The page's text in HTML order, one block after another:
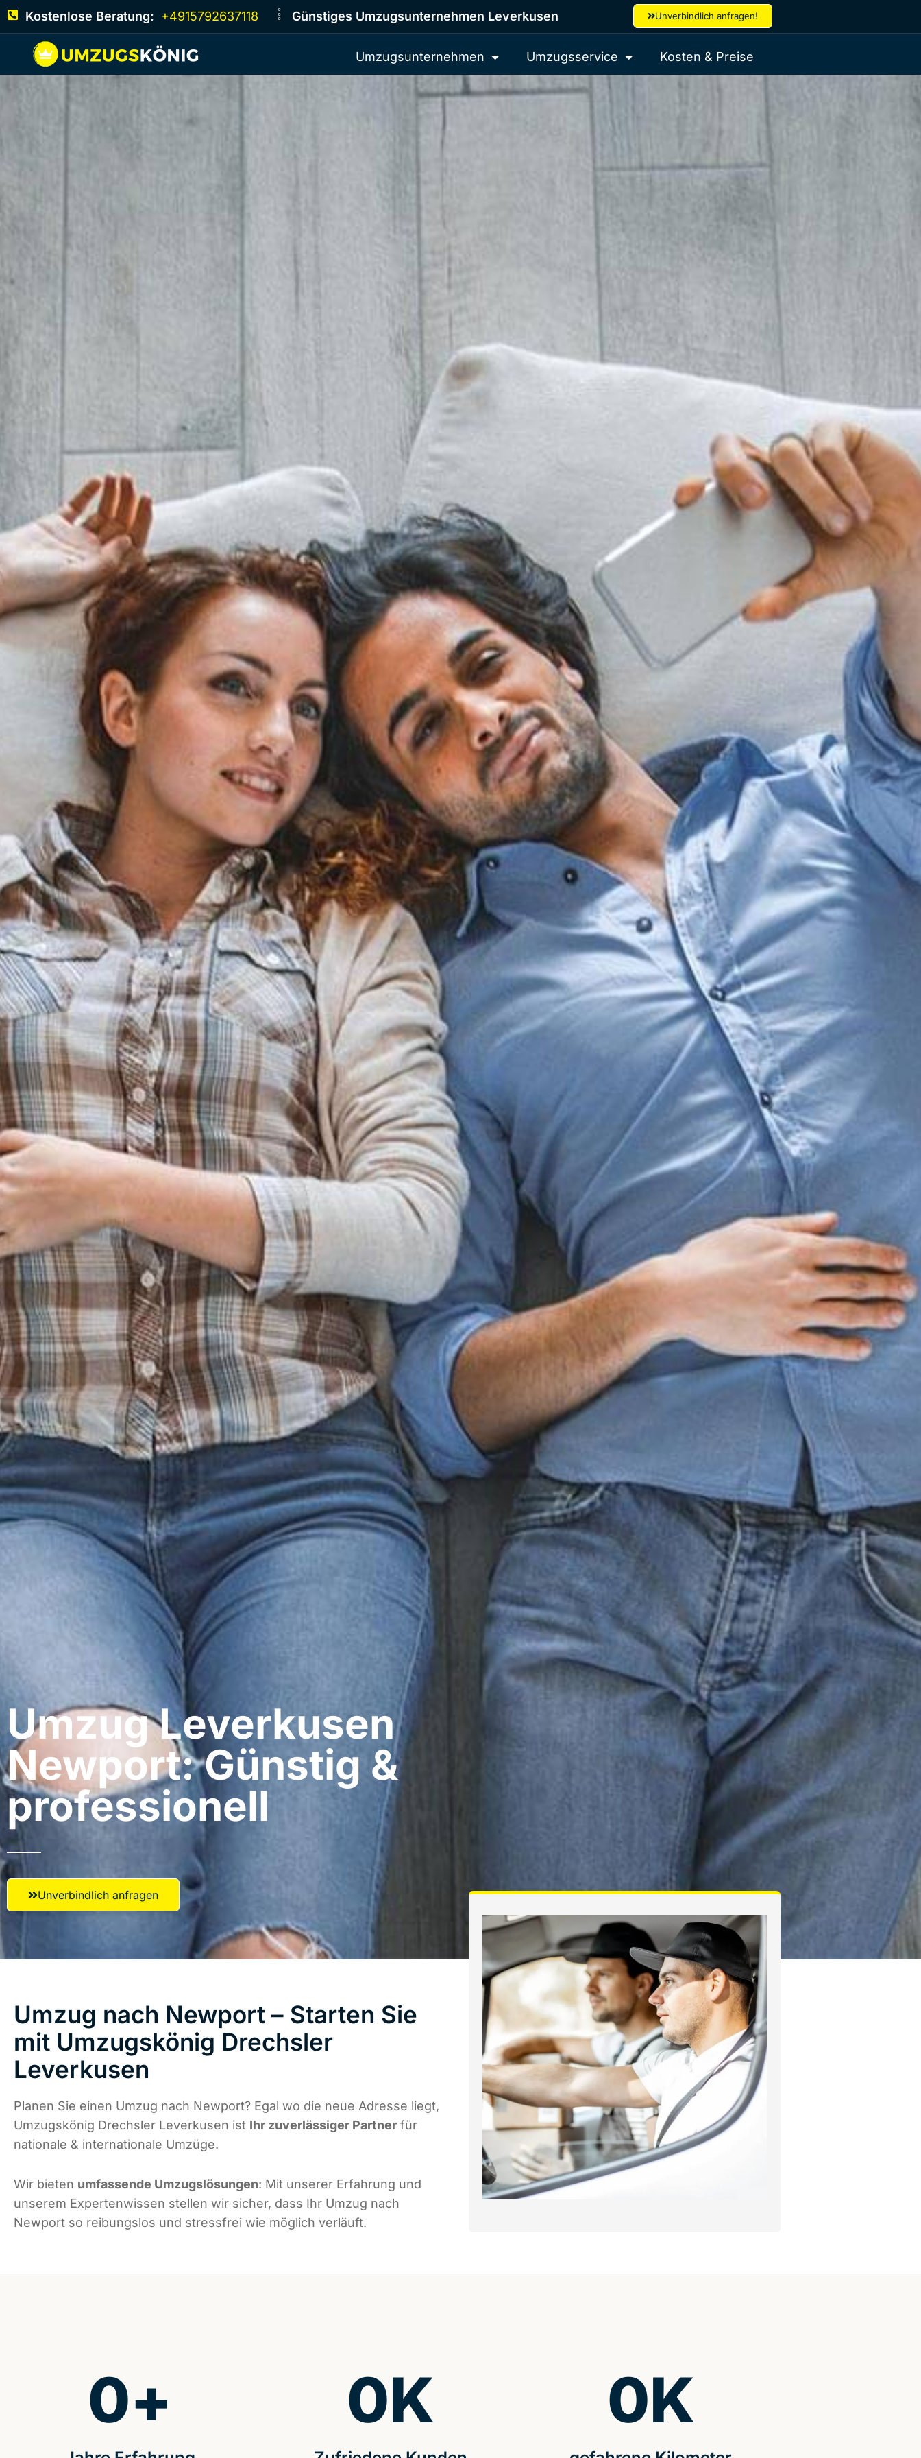
Kostenlose Beratung: +4915792637118 Günstiges Umzugsunternehmen Leverkusen Unverbindlich anfragen!
Umzugsunternehmen Umzugsservice Kosten & Preise
Umzug Leverkusen​
Newport: Günstig &
professionell​
Unverbindlich anfragen
Umzug nach Newport – Starten Sie
mit Umzugskönig Drechsler
Leverkusen
Planen Sie einen Umzug nach Newport? Egal wo die neue Adresse liegt,
Umzugskönig Drechsler Leverkusen ist Ihr zuverlässiger Partner für
nationale & internationale Umzüge.
Wir bieten umfassende Umzugslösungen: Mit unserer Erfahrung und
unserem Expertenwissen stellen wir sicher, dass Ihr Umzug nach
Newport so reibungslos und stressfrei wie möglich verläuft.
0+ 0K 0K